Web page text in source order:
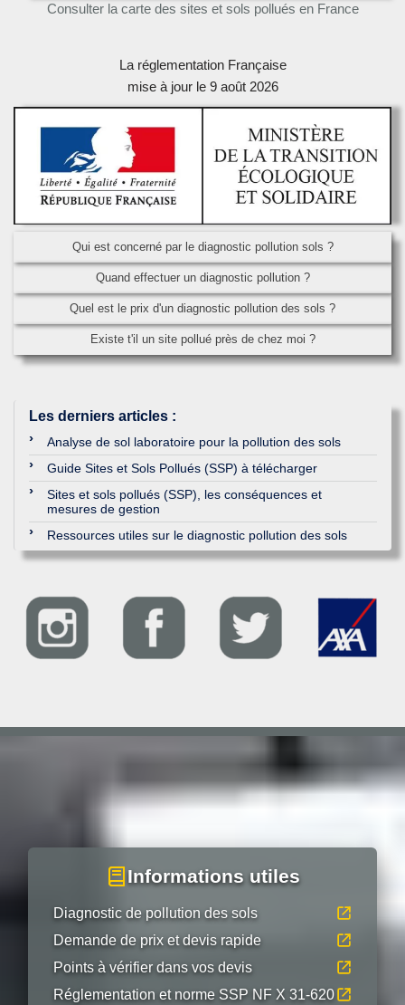
Consulter la carte des sites et sols pollués en France
La réglementation Française
mise à jour le 9 août 2026
Qui est concerné par le diagnostic pollution sols ?
Quand effectuer un diagnostic pollution ?
Quel est le prix d'un diagnostic pollution des sols ?
Existe t'il un site pollué près de chez moi ?
Les derniers articles :
Analyse de sol laboratoire pour la pollution des sols
Guide Sites et Sols Pollués (SSP) à télécharger
Sites et sols pollués (SSP), les conséquences et
mesures de gestion
Ressources utiles sur le diagnostic pollution des sols
Informations utiles
Diagnostic de pollution des sols
Demande de prix et devis rapide
Points à vérifier dans vos devis
Réglementation et norme SSP NF X 31-620